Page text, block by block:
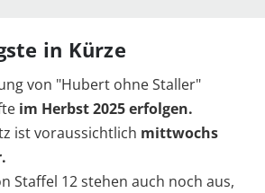
in Kürze
von "Hubert ohne Staller"
im Herbst 2025 erfolgen.
ist voraussichtlich mittwochs
Staffel 12 stehen auch noch aus,